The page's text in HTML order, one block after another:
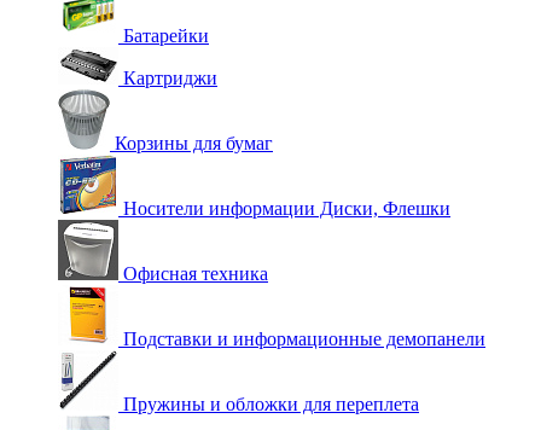
Батарейки
Картриджи
Корзины для бумаг
Носители информации Диски, Флешки
Офисная техника
Подставки и информационные демопанели
Пружины и обложки для переплета